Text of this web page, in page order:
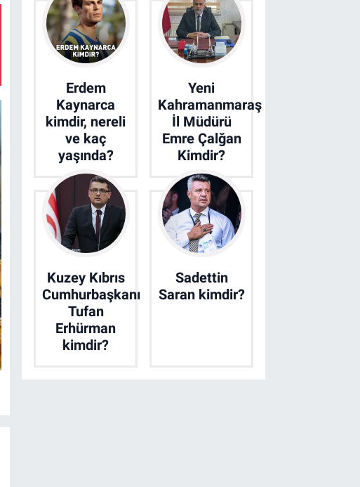
Erdem
Kaynarca
kimdir, nereli
ve kaç
yaşında?
Yeni
Kahramanmaraş
İl Müdürü
Emre Çalğan
Kimdir?
Kuzey Kıbrıs
Cumhurbaşkanı
Tufan
Erhürman
kimdir?
Sadettin
Saran kimdir?